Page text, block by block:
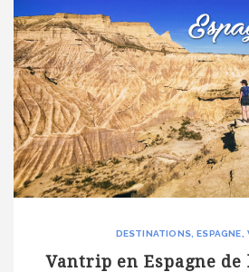
DESTINATIONS ESPAGNE
Vantrip en Espagne de